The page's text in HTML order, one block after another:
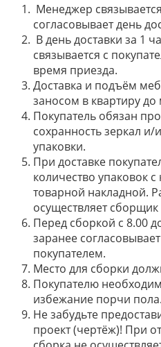
Менеджер
согласовывает день
В день доставки за 1
связывается с
время приезда.
Доставка и подъём
заносом в квартиру до
Покупатель обязан
сохранность зеркал и/
упаковки.
При доставке
количество упаковок
товарной накладной.
осуществляет сборщик
Перед сборкой с 8.00
заранее
покупателем.
Место для сборки
Покупателю
избежание порчи пола.
Не забудьте
проект (чертёж)! При